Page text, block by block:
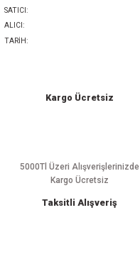
SATICI:
ALICI:
TARİH:
Kargo Ücretsiz
5000Tl Üzeri Alışverişlerinizde
Kargo Ücretsiz
Taksitli Alışveriş